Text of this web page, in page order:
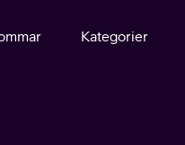
Kategorier